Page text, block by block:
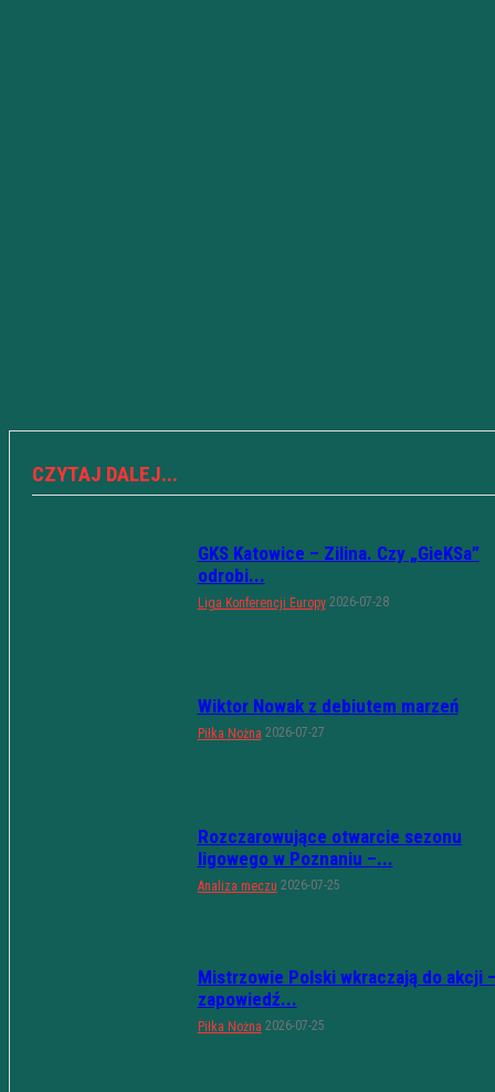
CZYTAJ DALEJ...
GKS Katowice – Zilina. Czy „GieKSa”
odrobi...
Liga Konferencji Europy 2026-07-28
Wiktor Nowak z debiutem marzeń
Piłka Nożna 2026-07-27
Rozczarowujące otwarcie sezonu
ligowego w Poznaniu –...
Analiza meczu 2026-07-25
Mistrzowie Polski wkraczają do akcji
zapowiedź...
Piłka Nożna 2026-07-25